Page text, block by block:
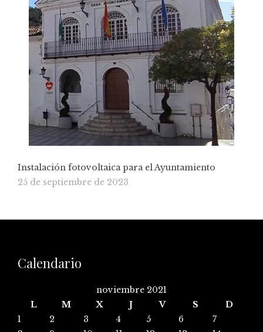
Instalación fotovoltaica para el Ayuntamiento
25 de septiembre de 2023
Calendario
noviembre 2021
L
M X J V S
D
1
2 3 4 5 6
7